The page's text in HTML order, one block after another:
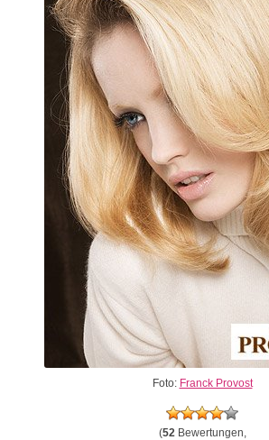
Foto: Franck Provost
(52Bewertungen,